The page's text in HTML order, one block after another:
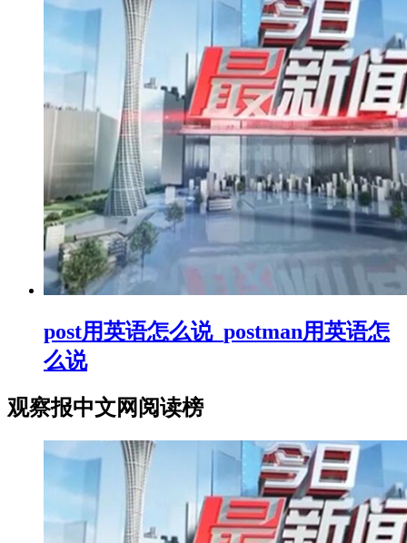
post用英语怎么说_postman用英语怎
么说
观察报中文网阅读榜